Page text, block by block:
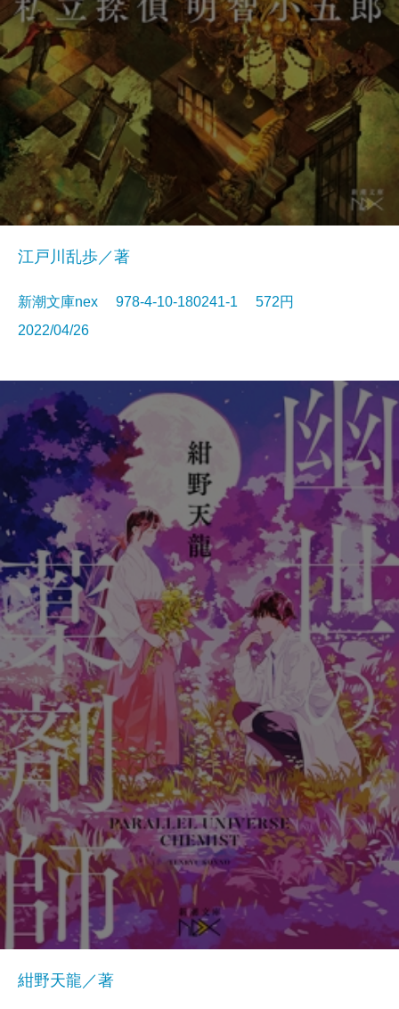
江戸川乱歩／著
新潮文庫nex 978-4-10-180241-1 572円
2022/04/26
紺野天龍／著